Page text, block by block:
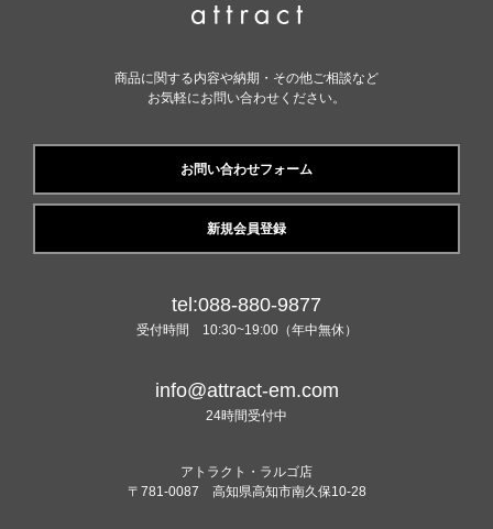
商品に関する内容や納期・その他ご相談など
お気軽にお問い合わせください。
お問い合わせフォーム
新規会員登録
tel:088-880-9877
受付時間 10:30~19:00（年中無休）
info@attract-em.com
24時間受付中
アトラクト・ラルゴ店
〒781-0087 高知県高知市南久保10-28